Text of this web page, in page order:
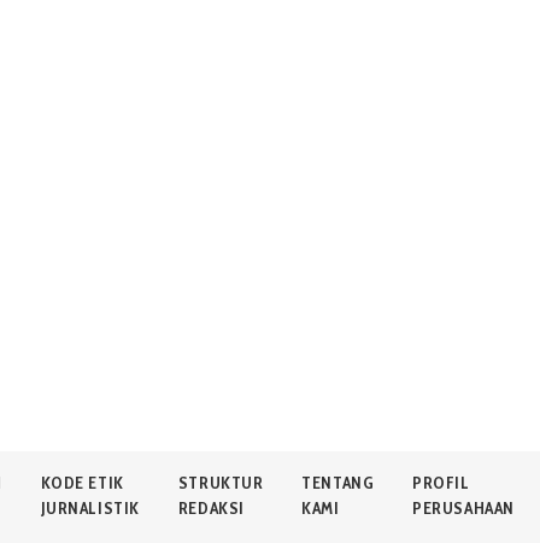
KODE ETIK
JURNALISTIK
STRUKTUR
REDAKSI
TENTANG
KAMI
PROFIL
PERUSAHAAN